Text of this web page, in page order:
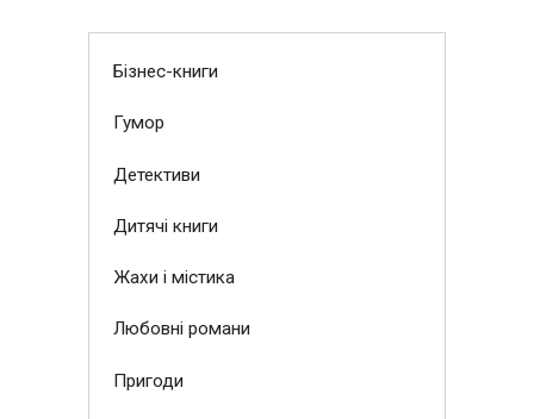
Бізнес-книги
Гумор
Детективи
Дитячі книги
Жахи і містика
Любовні романи
Пригоди